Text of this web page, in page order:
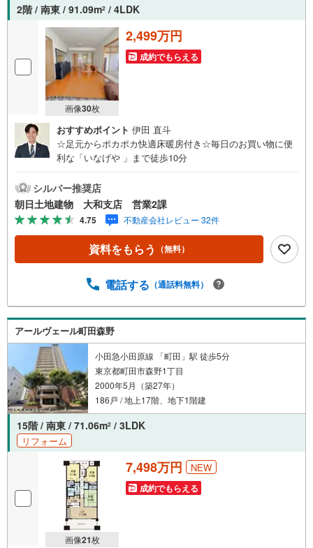
2階 / 南東 / 91.09m2 / 4LDK
画像30枚
2,499万円
成約でもらえる
おすすめポイント 伊田 直斗
☆足元からポカポカ快適床暖房付き☆毎日のお買い物に便
利な「いなげや 」まで徒歩10分
シルバー推奨店
朝日土地建物 大和支店 営業2課
4.75 不動産会社レビュー 32件
資料をもらう （無料）
電話する （通話料無料）
アールヴェール町田森野
小田急小田原線 「町田」駅 徒歩5分
東京都町田市森野1丁目
2000年5月（築27年）
186戸 / 地上17階、地下1階建
15階 / 南東 / 71.06m2 / 3LDK
リフォーム
画像21枚
7,498万円 NEW
成約でもらえる